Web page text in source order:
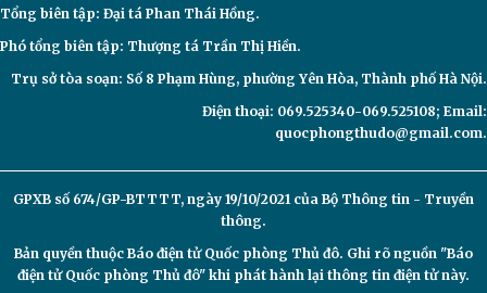
Tổng biên tập: Đại tá Phan Thái Hồng.
Phó tổng biên tập: Thượng tá Trần Thị Hiền.
Trụ sở tòa soạn: Số 8 Phạm Hùng, phường Yên Hòa, Thành phố Hà Nội.
Điện thoại: 069.525340-069.525108; Email:
quocphongthudo@gmail.com.
GPXB số 674/GP-BTTTT, ngày 19/10/2021 của Bộ Thông tin - Truyền
thông.
Bản quyền thuộc Báo điện tửQuốc phòng Thủ đô. Ghi rõ nguồn "Báo
điện tử Quốc phòng Thủ đô" khi phát hành lại thông tin điện tử này.